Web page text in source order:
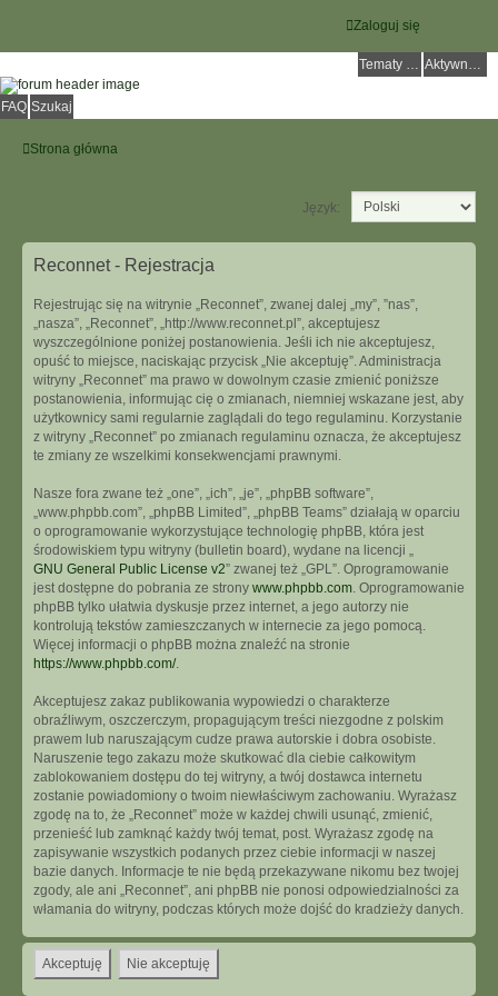
Zaloguj się
Tematy bez odpowiedzi Aktywne tematy
FAQ Szukaj
Strona główna
Język:
Reconnet - Rejestracja
Rejestrując się na witrynie „Reconnet”, zwanej dalej „my”, ”nas”,
„nasza”, „Reconnet”, „http://www.reconnet.pl”, akceptujesz
wyszczególnione poniżej postanowienia. Jeśli ich nie akceptujesz,
opuść to miejsce, naciskając przycisk „Nie akceptuję”. Administracja
witryny „Reconnet” ma prawo w dowolnym czasie zmienić poniższe
postanowienia, informując cię o zmianach, niemniej wskazane jest, aby
użytkownicy sami regularnie zaglądali do tego regulaminu. Korzystanie
z witryny „Reconnet” po zmianach regulaminu oznacza, że akceptujesz
te zmiany ze wszelkimi konsekwencjami prawnymi.
Nasze fora zwane też „one”, „ich”, „je”, „phpBB software”,
„www.phpbb.com”, „phpBB Limited”, „phpBB Teams” działają w oparciu
o oprogramowanie wykorzystujące technologię phpBB, która jest
środowiskiem typu witryny (bulletin board), wydane na licencji „
GNU General Public License v2” zwanej też „GPL”. Oprogramowanie
jest dostępne do pobrania ze strony www.phpbb.com. Oprogramowanie
phpBB tylko ułatwia dyskusje przez internet, a jego autorzy nie
kontrolują tekstów zamieszczanych w internecie za jego pomocą.
Więcej informacji o phpBB można znaleźć na stronie
https://www.phpbb.com/.
Akceptujesz zakaz publikowania wypowiedzi o charakterze
obraźliwym, oszczerczym, propagującym treści niezgodne z polskim
prawem lub naruszającym cudze prawa autorskie i dobra osobiste.
Naruszenie tego zakazu może skutkować dla ciebie całkowitym
zablokowaniem dostępu do tej witryny, a twój dostawca internetu
zostanie powiadomiony o twoim niewłaściwym zachowaniu. Wyrażasz
zgodę na to, że „Reconnet” może w każdej chwili usunąć, zmienić,
przenieść lub zamknąć każdy twój temat, post. Wyrażasz zgodę na
zapisywanie wszystkich podanych przez ciebie informacji w naszej
bazie danych. Informacje te nie będą przekazywane nikomu bez twojej
zgody, ale ani „Reconnet”, ani phpBB nie ponosi odpowiedzialności za
włamania do witryny, podczas których może dojść do kradzieży danych.